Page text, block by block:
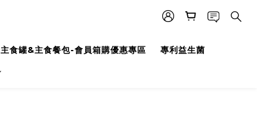
主食罐&主食餐包-會員箱購優惠專區 專利益生菌